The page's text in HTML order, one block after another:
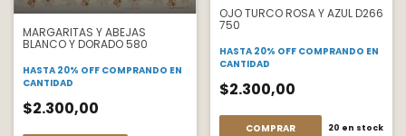
MARGARITAS Y ABEJAS
BLANCO Y DORADO 580
HASTA 20% OFF COMPRANDO EN
CANTIDAD
$2.300,00
OJO TURCO ROSA Y AZUL D266
750
HASTA 20% OFF COMPRANDO EN
CANTIDAD
$2.300,00
COMPRAR 20 en stock